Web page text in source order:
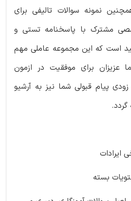
نمونه سوالات تالیفی برای
مشترک با پاسخنامه تستی و
است که این مجموعه عاملی مهم
عزیزان برای موفقیت در ازمون
پیام قبولی شما نیز به آرشیو
گردد.